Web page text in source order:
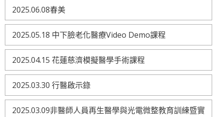
2025.06.08春美
2025.05.18 中下臉老化醫療Video Demo課程
2025.04.15 花蓮慈濟模擬醫學手術課程
2025.03.30 行醫啟示錄
2025.03.09非醫師人員再生醫學與光電微整教育訓練暨實